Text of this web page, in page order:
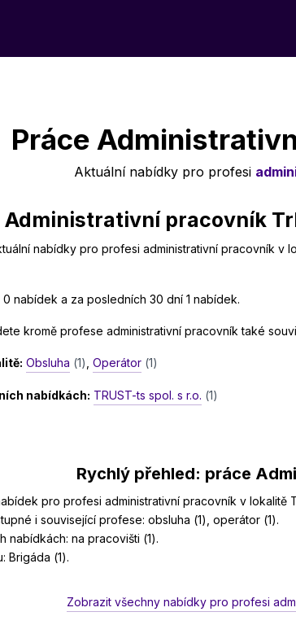
Práce
Aktuální nabídky pro profesi
pracovník
nabídky pro profesi administrativní pracovník v
nabídek a za posledních 30 dní 1 nabídek.
kromě profese administrativní pracovník také
Obsluha (1) ,Operátor (1)
nabídkách: TRUST-ts spol. s r.o. (1)
Rychlý přehled: práce
pro profesi administrativní pracovník v lokalitě
i související profese: obsluha (1), operátor (1).
nabídkách: na pracovišti (1).
Brigáda (1).
Zobrazit všechny nabídky pro profesi